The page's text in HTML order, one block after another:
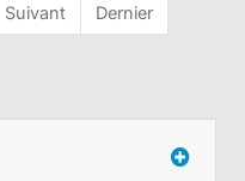
Suivant Dernier